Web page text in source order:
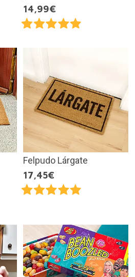
14,99€
Felpudo Lárgate
17,45€